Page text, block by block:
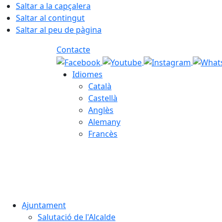
Saltar a la capçalera
Saltar al contingut
Saltar al peu de pàgina
Contacte
Idiomes
Català
Castellà
Anglès
Alemany
Francès
Ajuntament
Salutació de l'Alcalde